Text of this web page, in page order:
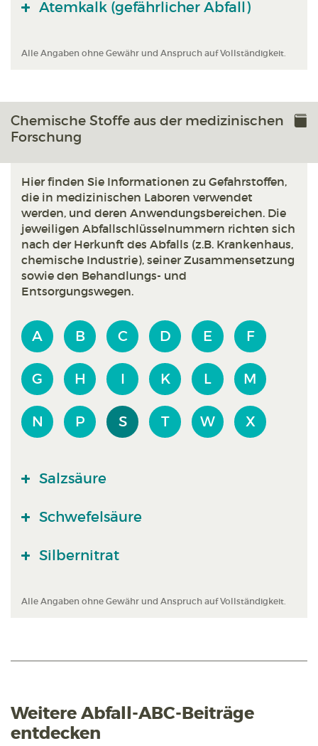
Atemkalk (gefährlicher Abfall)
Alle Angaben ohne Gewähr und Anspruch auf Vollständigkeit.
Chemische Stoffe aus der medizinischen
Forschung
Hier finden Sie Informationen zu Gefahrstoffen,
die in medizinischen Laboren verwendet
werden, und deren Anwendungsbereichen. Die
jeweiligen Abfallschlüsselnummern richten sich
nach der Herkunft des Abfalls (z.B. Krankenhaus,
chemische Industrie), seiner Zusammensetzung
sowie den Behandlungs- und
Entsorgungswegen.
A B C D E F
G H I K L M
N P S T W X
Salzsäure
Schwefelsäure
Silbernitrat
Alle Angaben ohne Gewähr und Anspruch auf Vollständigkeit.
Weitere Abfall-ABC-Beiträge
entdecken